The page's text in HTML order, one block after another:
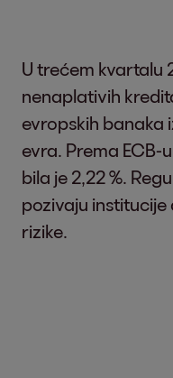
U trećem kvartalu
nenaplativih
evropskih banaka
evra. Prema ECB-
bila je 2,22 %.
pozivaju institucije
rizike.